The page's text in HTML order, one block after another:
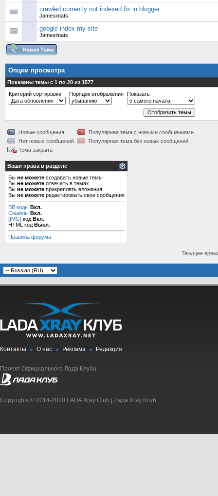
crawled currently not indexed fix in blogger
Jamesimats
google index my site
Jamesimats
Опции просмотра
Показаны темы с 1 по 20 из 1577
Критерий сортировки
Порядок отображения Показать
Новые сообщения
Популярная тема с новыми сообщениями
Нет новых сообщений
Популярная тема без новых сообщений
Тема закрыта
Ваши права в разделе
Вы не можете создавать новые темы
Вы не можете отвечать в темах
Вы не можете прикреплять вложения
Вы не можете редактировать свои сообщения
BB коды Вкл.
Смайлы Вкл.
[IMG] код Вкл.
HTML код Выкл.
Правила форума
Текущее
Контакты О нас Реклама Редакция
Проект Официального Лада Клуба
Copyrights © 2014-2020 LADA Xray Club | Лада Xray Клуб